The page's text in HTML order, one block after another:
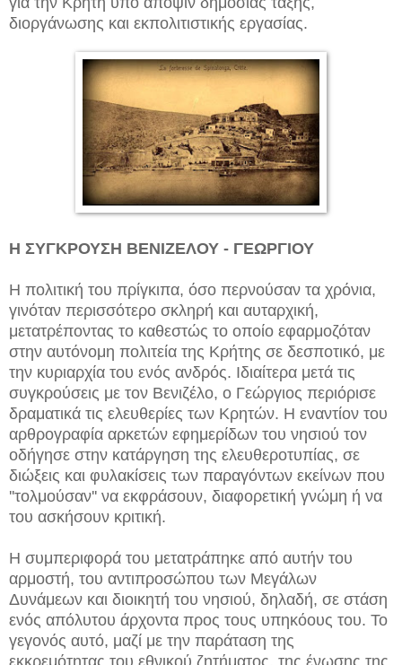
διοργάνωσης και εκπολιτιστικής εργασίας.
Η ΣΥΓΚΡΟΥΣΗ ΒΕΝΙΖΕΛΟΥ - ΓΕΩΡΓΙΟΥ
Η πολιτική του πρίγκιπα, όσο περνούσαν τα χρόνια,
γινόταν περισσότερο σκληρή και αυταρχική,
μετατρέποντας το καθεστώς το οποίο εφαρμοζόταν
στην αυτόνομη πολιτεία της Κρήτης σε δεσποτικό, με
την κυριαρχία του ενός ανδρός. Ιδιαίτερα μετά τις
συγκρούσεις με τον Βενιζέλο, ο Γεώργιος περιόρισε
δραματικά τις ελευθερίες των Κρητών. Η εναντίον του
αρθρογραφία αρκετών εφημερίδων του νησιού τον
οδήγησε στην κατάργηση της ελευθεροτυπίας, σε
διώξεις και φυλακίσεις των παραγόντων εκείνων που
''τολμούσαν'' να εκφράσουν, διαφορετική γνώμη ή να
του ασκήσουν κριτική.
Η συμπεριφορά του μετατράπηκε από αυτήν του
αρμοστή, του αντιπροσώπου των Μεγάλων
Δυνάμεων και διοικητή του νησιού, δηλαδή, σε στάση
ενός απόλυτου άρχοντα προς τους υπηκόους του. Το
γεγονός αυτό, μαζί με την παράταση της